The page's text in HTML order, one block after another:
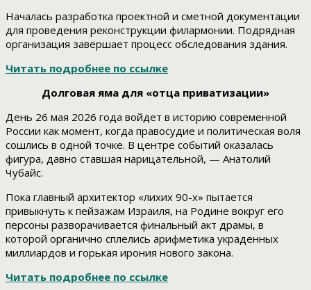
Началась разработка проектной и сметной документации
для проведения реконструкции филармонии. Подрядная
организация завершает процесс обследования здания.
Читать подробнее по ссылке
Долговая яма для «отца приватизации»
День 26 мая 2026 года войдет в историю современной
России как момент, когда правосудие и политическая воля
сошлись в одной точке. В центре событий оказалась
фигура, давно ставшая нарицательной, — Анатолий
Чубайс.
Пока главный архитектор «лихих 90-х» пытается
привыкнуть к пейзажам Израиля, на Родине вокруг его
персоны разворачивается финальный акт драмы, в
которой органично сплелись арифметика украденных
миллиардов и горькая ирония нового закона.
Читать подробнее по ссылке